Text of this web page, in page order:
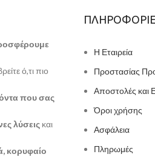
ό,τι πιο
που σας
λύσειςκαι
κορυφαίο
Η Εταιρεία
Προστασίας
Αποστολές και
Όροι χρήσης
Ασφάλεια
Πληρωμές